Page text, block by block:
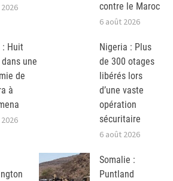
contre le Maroc
6 août 2026
: Huit
une
de
à
Nigeria : Plus
de 300 otages
libérés lors
d’une vaste
opération
sécuritaire
6 août 2026
Somalie :
Puntland